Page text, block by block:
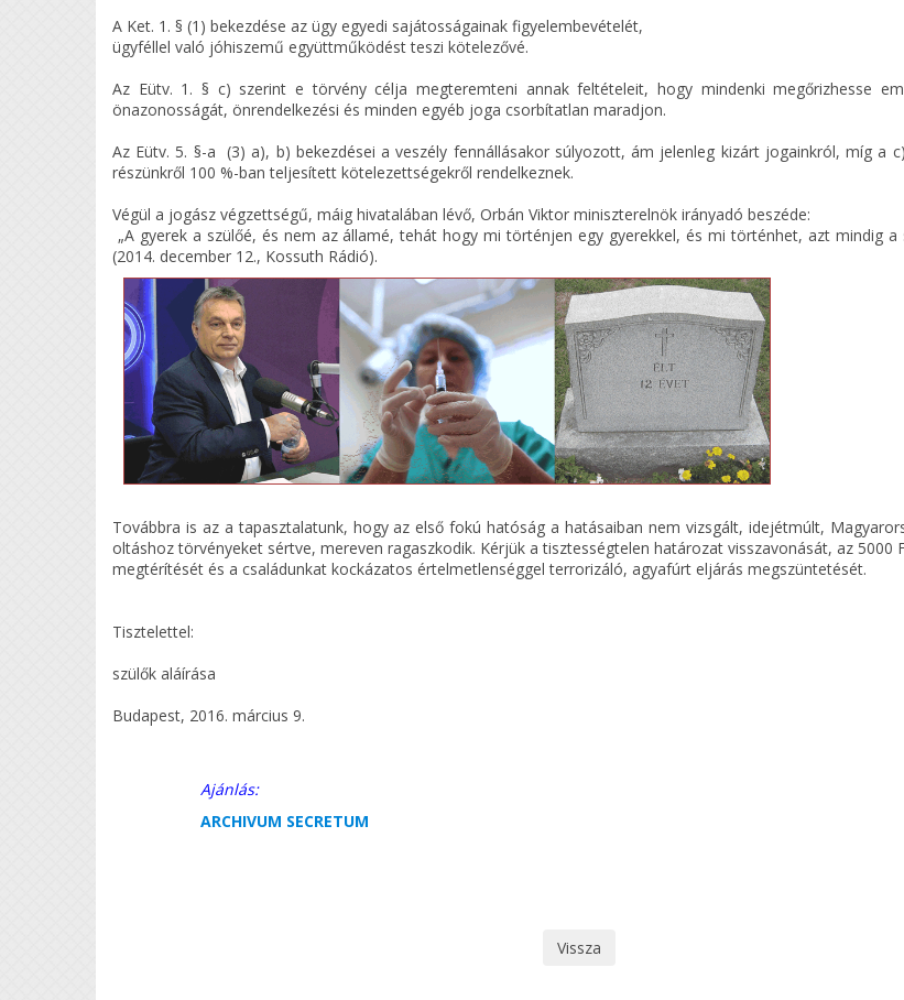
A Ket. 1. § (1) bekezdése az ügy egyedi sajátosságainak figyelembevételét,
ügyféllel való jóhiszemű együttműködést teszi kötelezővé.
Az Eütv. 1. § c) szerint e törvény célja megteremteni annak feltételeit, hogy mindenki megőrizhesse
önazonosságát, önrendelkezési és minden egyéb joga csorbítatlan maradjon.
Az Eütv. 5. §-a (3) a), b) bekezdései a veszély fennállásakor súlyozott, ám jelenleg kizárt jogainkról, míg a
részünkről 100 %-ban teljesített kötelezettségekről rendelkeznek.
Végül a jogász végzettségű, máig hivatalában lévő, Orbán Viktor miniszterelnök irányadó
„A gyerek a szülőé, és nem az államé, tehát hogy mi történjen egy gyerekkel, és mi történhet, azt mindig a
(2014. december 12., Kossuth Rádió).
Továbbra is az a tapasztalatunk, hogy az első fokú hatóság a hatásaiban nem vizsgált, idejétmúlt,
oltáshoz törvényeket sértve, mereven ragaszkodik. Kérjük a tisztességtelen határozat visszavonását, az 5000
megtérítését és a családunkat kockázatos értelmetlenséggel terrorizáló, agyafúrt eljárás megszüntetését.
Tisztelettel:
szülők aláírása
Budapest, 2016. március 9.
Ajánlás:
ARCHIVUM SECRETUM
Vissza